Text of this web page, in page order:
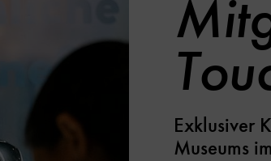
Exklusiver
Museums